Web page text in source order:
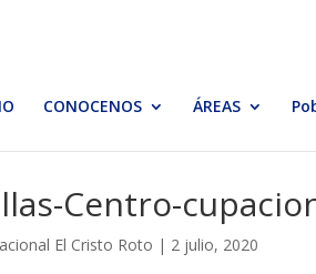
CONOCENOS ÁREAS
Centro-
El Cristo Roto | 2 julio, 2020